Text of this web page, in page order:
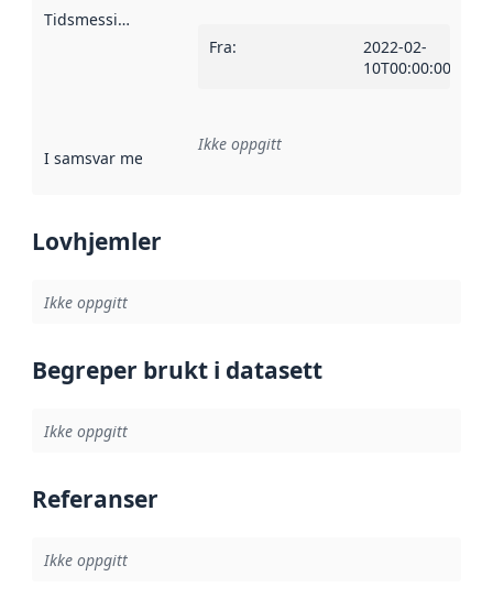
Tidsmessig avgrensning
Fra:
2022-02-
10T00:00:00Z
I samsvar med Referanse til en implementasjonsregel
Ikke oppgitt
Lovhjemler
Ikke oppgitt
Begreper brukt i datasett
Ikke oppgitt
Referanser
Ikke oppgitt